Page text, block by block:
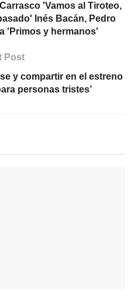
'Vamos al Tiroteo,
Inés Bacán, Pedro
'Primos y hermanos'
Post
y compartir en el estreno
personas tristes’